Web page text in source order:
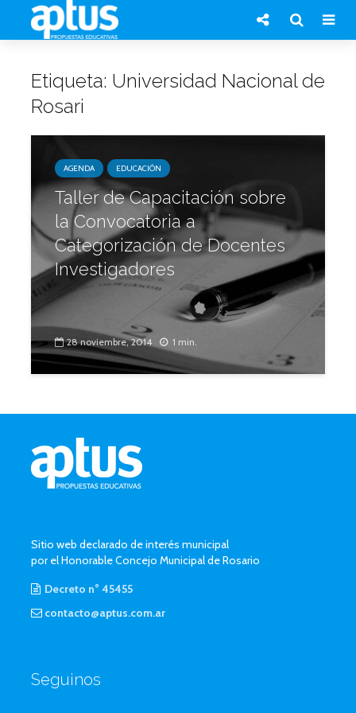
Etiqueta: Universidad Nacional de
Rosari
AGENDA EDUCACIÓN
Taller de Capacitación sobre
la Convocatoria a
Categorización de Docentes
Investigadores
28 noviembre, 2014 1 min.
Sitio web declarado de interés municipal
por el Honorable Concejo Municipal de Rosario
Decreto n° 45455
contacto@aptus.com.ar
Seguinos